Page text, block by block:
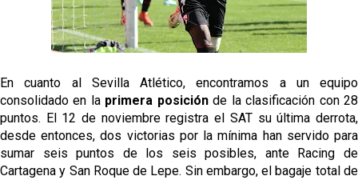
En cuanto al Sevilla Atlético, encontramos a un equipo
consolidado en la primera posiciónde la clasificación con 28
puntos. El 12 de noviembre registra el SAT su última derrota,
desde entonces, dos victorias por la mínima han servido para
sumar seis puntos de los seis posibles, ante Racing de
Cartagena y San Roque de Lepe. Sin embargo, el bagaje total de